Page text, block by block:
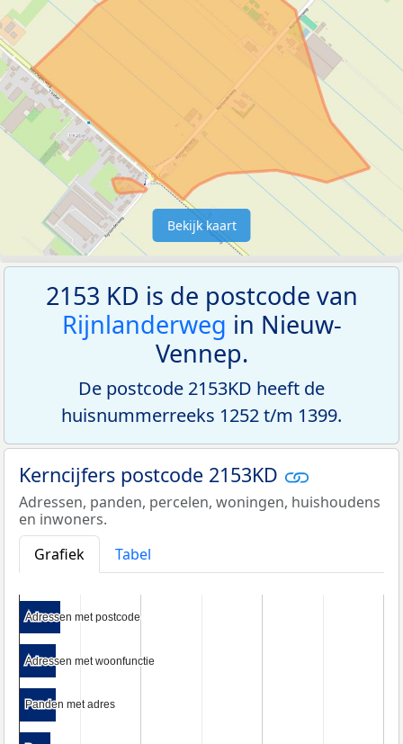
Bekijk kaart
2153 KD is de postcode van
Rijnlanderweg in Nieuw-
Vennep.
De postcode 2153KD heeft de
huisnummerreeks 1252 t/m 1399.
Kerncijfers postcode 2153KD
Adressen, panden, percelen, woningen, huishoudens
en inwoners.
Grafiek
Tabel
Adressen met postcode
Adressen met postcode
Adressen met woonfunctie
Adressen met woonfunctie
Panden met adres
Panden met adres